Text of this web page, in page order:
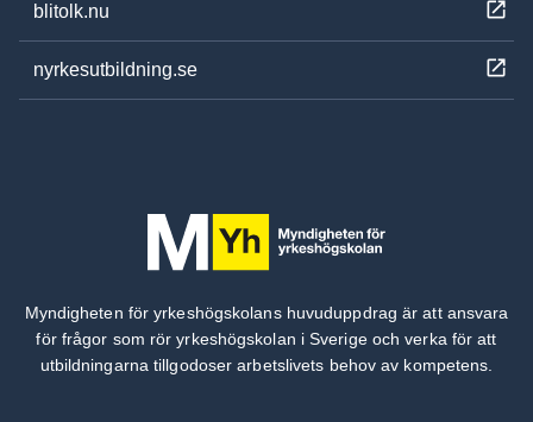
blitolk.nu
nyrkesutbildning.se
Myndigheten för yrkeshögskolans huvuduppdrag är att ansvara
för frågor som rör yrkeshögskolan i Sverige och verka för att
utbildningarna tillgodoser arbetslivets behov av kompetens.